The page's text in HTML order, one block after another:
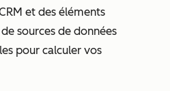
et des éléments
sources de données
pour calculer vos